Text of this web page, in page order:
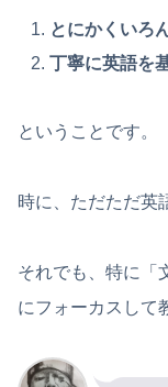
とにかくいろ
丁寧に英語を
ということです。
時に、ただただ英
それでも、特に「
にフォーカスして